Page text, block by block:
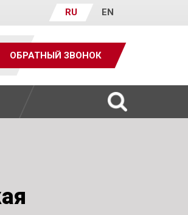
RU EN
ОБРАТНЫЙ ЗВОНОК